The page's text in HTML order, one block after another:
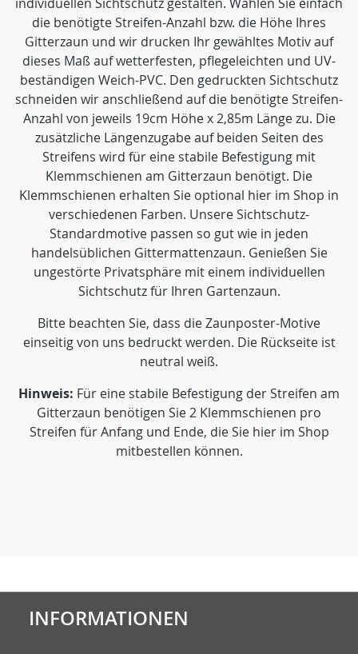
die benötigte Streifen-Anzahl bzw. die Höhe Ihres
Gitterzaun und wir drucken Ihr gewähltes Motiv auf
dieses Maß auf wetterfesten, pflegeleichten und UV-
beständigen Weich-PVC. Den gedruckten Sichtschutz
schneiden wir anschließend auf die benötigte Streifen-
Anzahl von jeweils 19cm Höhe x 2,85m Länge zu. Die
zusätzliche Längenzugabe auf beiden Seiten des
Streifens wird für eine stabile Befestigung mit
Klemmschienen am Gitterzaun benötigt. Die
Klemmschienen erhalten Sie optional hier im Shop in
verschiedenen Farben. Unsere Sichtschutz-
Standardmotive passen so gut wie in jeden
handelsüblichen Gittermattenzaun. Genießen Sie
ungestörte Privatsphäre mit einem individuellen
Sichtschutz für Ihren Gartenzaun.
Bitte beachten Sie, dass die Zaunposter-Motive
einseitig von uns bedruckt werden. Die Rückseite ist
neutral weiß.
Hinweis: Für eine stabile Befestigung der Streifen am
Gitterzaun benötigen Sie 2 Klemmschienen pro
Streifen für Anfang und Ende, die Sie hier im Shop
mitbestellen können.
INFORMATIONEN